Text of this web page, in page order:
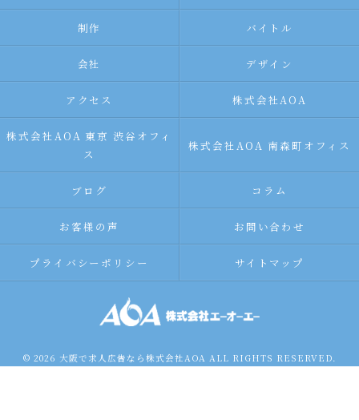
制作 バイトル
会社 デザイン
アクセス 株式会社AOA
株式会社AOA 東京 渋谷オフィ
ス
株式会社AOA 南森町オフィス
ブログ コラム
お客様の声 お問い合わせ
プライバシーポリシー サイトマップ
© 2026 大阪で求人広告なら株式会社AOA ALL RIGHTS RESERVED.